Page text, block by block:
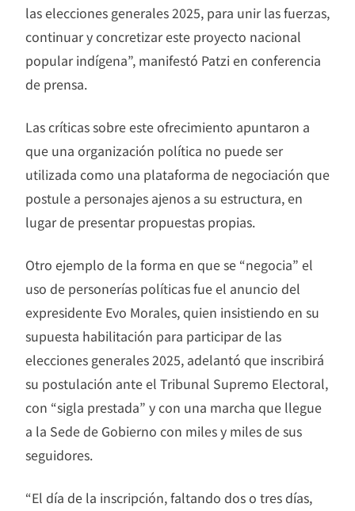
las elecciones generales 2025, para unir las fuerzas,
continuar y concretizar este proyecto nacional
popular indígena”, manifestó Patzi en conferencia
de prensa.
Las críticas sobre este ofrecimiento apuntaron a
que una organización política no puede ser
utilizada como una plataforma de negociación que
postule a personajes ajenos a su estructura, en
lugar de presentar propuestas propias.
Otro ejemplo de la forma en que se “negocia” el
uso de personerías políticas fue el anuncio del
expresidente Evo Morales, quien insistiendo en su
supuesta habilitación para participar de las
elecciones generales 2025, adelantó que inscribirá
su postulación ante el Tribunal Supremo Electoral,
con “sigla prestada” y con una marcha que llegue
a la Sede de Gobierno con miles y miles de sus
seguidores.
“El día de la inscripción, faltando dos o tres días,